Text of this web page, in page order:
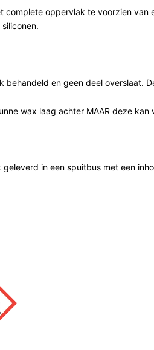
complete oppervlak te voorzien
en geen deel overslaat.
wax laag achter MAAR deze
in een spuitbus met een